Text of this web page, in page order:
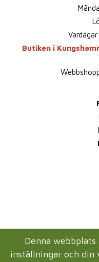
Butiken i
Denna
inställningar och din